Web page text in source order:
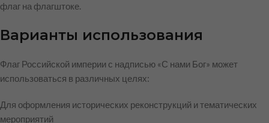
флаг на флагштоке.
Варианты использования
Флаг Российской империи с надписью «С нами Бог» может
использоваться в различных целях:
Для оформления исторических реконструкций и тематических
мероприятий